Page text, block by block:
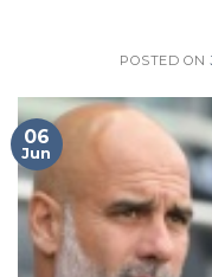
POSTED ON
06
Jun